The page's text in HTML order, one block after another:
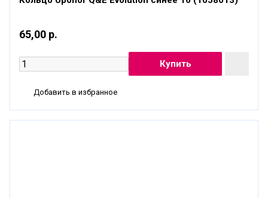
65,00 р.
Добавить в избранное